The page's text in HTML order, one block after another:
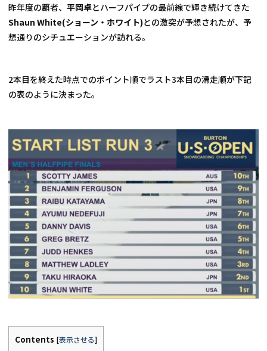
昨年度の覇者、平岡卓とハーフパイプの最前線で輝き続けてきた
Shaun White(ショーン・ホワイト)との激突が予想されたが、予
想通りのシチュエーションが訪れる。
2本目を終えた時点でのポイント順でラスト3本目の滑走順が下記
の表のように決まった。
Contents [表示させる]